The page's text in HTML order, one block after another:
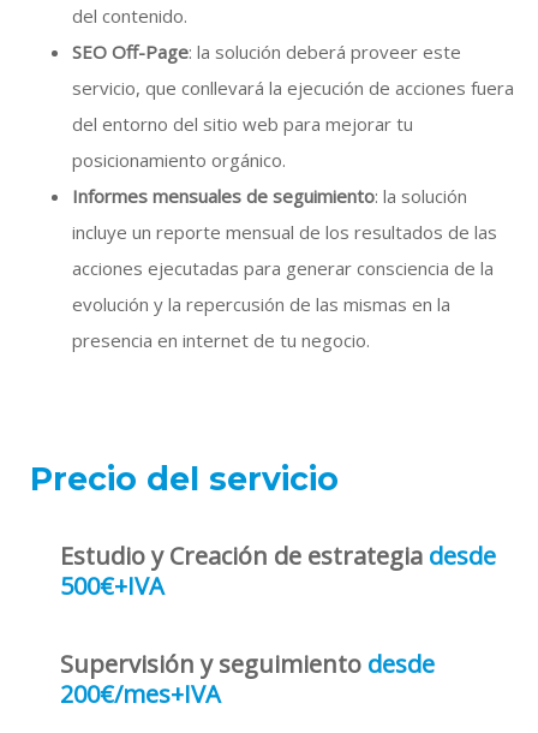
del contenido.
SEO Off-Page: la solución deberá proveer este
servicio, que conllevará la ejecución de acciones fuera
del entorno del sitio web para mejorar tu
posicionamiento orgánico.
Informes mensuales de seguimiento: la solución
incluye un reporte mensual de los resultados de las
acciones ejecutadas para generar consciencia de la
evolución y la repercusión de las mismas en la
presencia en internet de tu negocio.
Precio del servicio
Estudio y Creación de estrategia desde
500€+IVA
Supervisión y seguimiento desde
200€/mes+IVA